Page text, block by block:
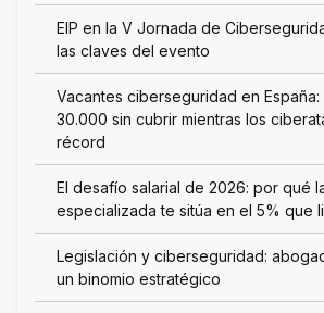
*
EIP en la V Jornada de
las claves del evento
Vacantes ciberseguridad en
30.000 sin cubrir mientras los
récord
El desafío salarial de 2026: por qué
especializada te sitúa en el 5% que
Legislación y ciberseguridad:
un binomio estratégico